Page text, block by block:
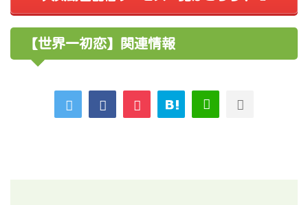
【世界一初恋】関連情報